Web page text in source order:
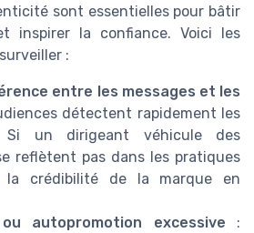
sont essentielles pour bâtir
inspirer la confiance. Voici les
:
entre les messages et les
détectent rapidement les
Si un dirigeant véhicule des
reflètent pas dans les pratiques
la crédibilité de la marque en
autopromotion excessive :